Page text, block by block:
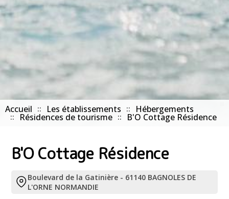
Accueil Les établissements Hébergements
Résidences de tourisme B'O Cottage Résidence
B'O Cottage Résidence
Boulevard de la Gatinière - 61140 BAGNOLES DE
L'ORNE NORMANDIE